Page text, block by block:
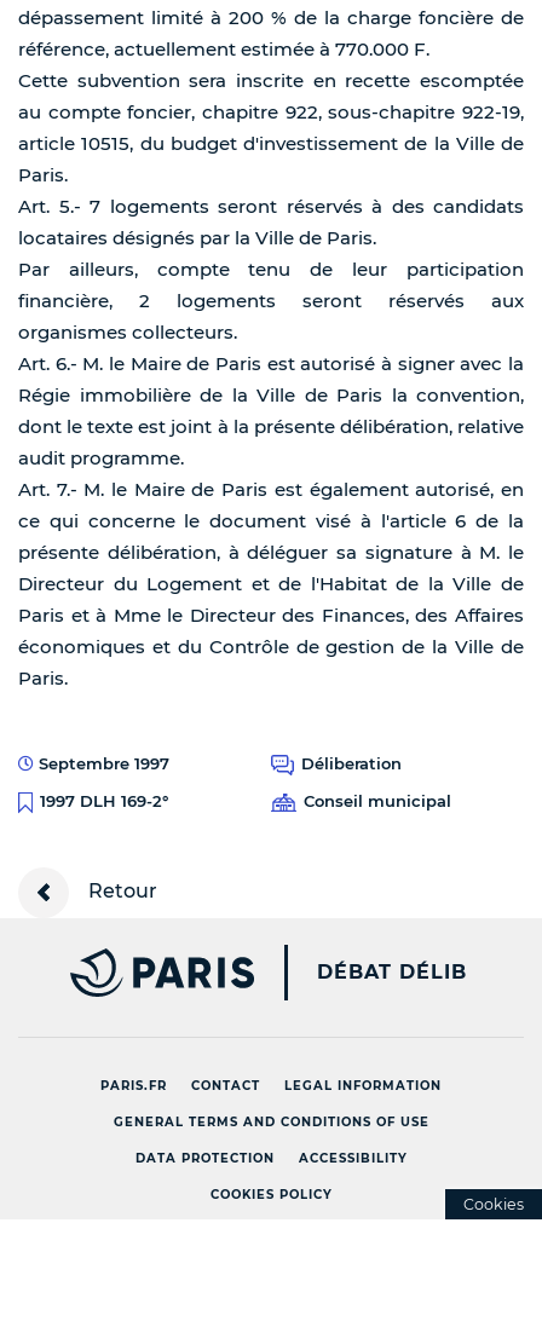
dépassement limité à 200 % de la charge foncière de
référence, actuellement estimée à 770.000 F.
Cette subvention sera inscrite en recette escomptée
au compte foncier, chapitre 922, sous-chapitre 922-19,
article 10515, du budget d'investissement de la Ville de
Paris.
Art. 5.- 7 logements seront réservés à des candidats
locataires désignés par la Ville de Paris.
Par ailleurs, compte tenu de leur participation
financière, 2 logements seront réservés aux
organismes collecteurs.
Art. 6.- M. le Maire de Paris est autorisé à signer avec la
Régie immobilière de la Ville de Paris la convention,
dont le texte est joint à la présente délibération, relative
audit programme.
Art. 7.- M. le Maire de Paris est également autorisé, en
ce qui concerne le document visé à l'article 6 de la
présente délibération, à déléguer sa signature à M. le
Directeur du Logement et de l'Habitat de la Ville de
Paris et à Mme le Directeur des Finances, des Affaires
économiques et du Contrôle de gestion de la Ville de
Paris.
Septembre 1997
Déliberation
1997 DLH 169-2°
Conseil municipal
Retour
PARIS.FR [NEW
DÉBAT DÉLIB
PARIS.FR CONTACT LEGAL INFORMATION
GENERAL TERMS AND CONDITIONS OF USE
DATA PROTECTION ACCESSIBILITY
COOKIES POLICY